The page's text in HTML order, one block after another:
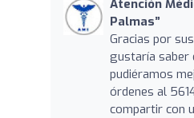
Atención
Palmas”
Gracias por
gustaría saber
pudiéramos
órdenes al
compartir con